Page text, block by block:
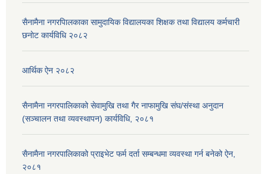
सैनामैना नगरपािलकाका सामुदायिक विद्यालयका शिक्षक तथा विद्यालय कर्मचारी
छनाेट कार्यविधि २०८२
आर्थिक ऐन २०८२
सैनामैना नगरपालिकाको सेवामुखि तथा गैर नाफामुखि संघ/संस्था अनुदान
(सञ्चालन तथा व्यवस्थापन) कार्यविधि, २०८१
सैनामैना नगरपालिकाको प्राइभेट फर्म दर्ता सम्बन्धमा व्यवस्था गर्न बनेको ऐन,
२०८१